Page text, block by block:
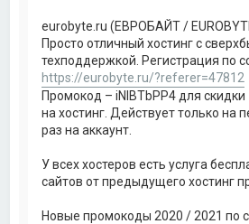
eurobyte.ru (ЕВРОБАЙТ /
Просто отличный хостинг с
техподдержкой. Регистрация по
https://eurobyte.ru/?referer=47812
Промокод – iNlBTbPP4 для скидки
на хостинг. Действует только на
раз на аккаунт.
У всех хостеров есть услуга
сайтов от предыдущего хостинг
Новые промокоды 2020 / 2021 по